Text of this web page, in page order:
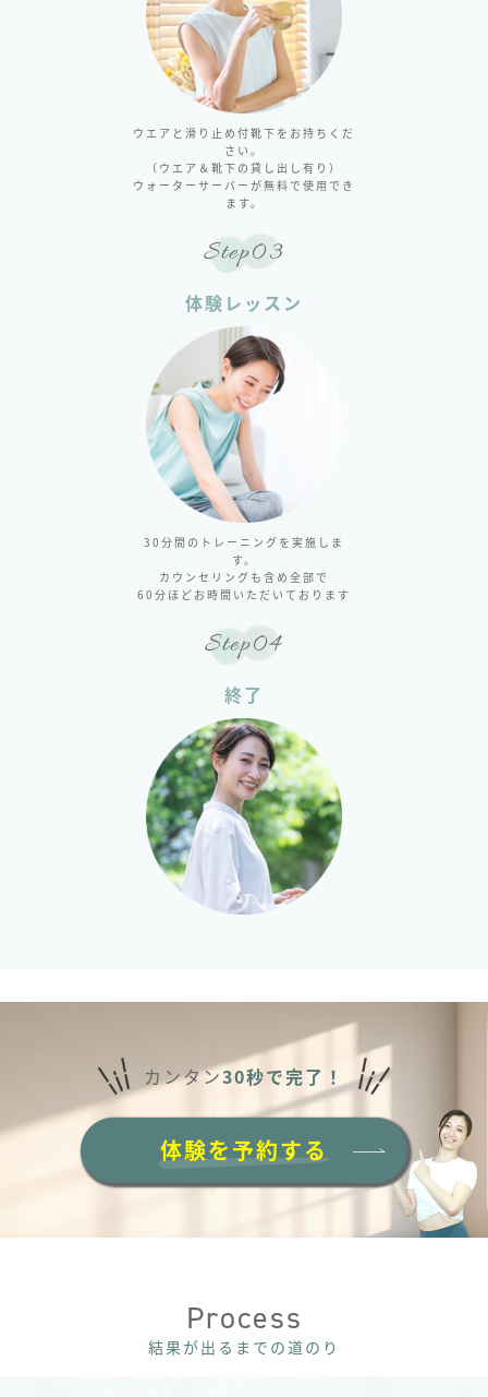
ウエアと滑り止め付靴下をお持ちくだ
さい。
（ウエア＆靴下の貸し出し有り）
ウォーターサーバーが無料で使用でき
ます。
Step03
体験レッスン
30分間のトレーニングを実施しま
す。
カウンセリングも含め全部で
60分ほどお時間いただいております
Step04
終了
カンタン30秒で完了！
体験を予約する
Process
結果が出るまでの道のり